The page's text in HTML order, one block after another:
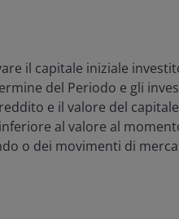
il capitale iniziale
del Periodo e gli
e il valore del
al valore al
o dei movimenti di